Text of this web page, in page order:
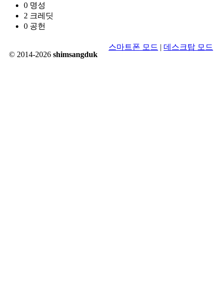
0 명성
2 크레딧
0 공헌
© 2014-2026 shimsangduk
스마트폰 모드 | 데스크탑 모드